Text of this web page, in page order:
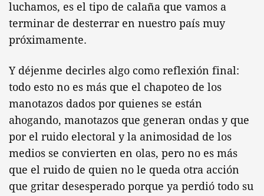
luchamos, es el tipo de calaña que vamos a
terminar de desterrar en nuestro país muy
próximamente.
Y déjenme decirles algo como reflexión final:
todo esto no es más que el chapoteo de los
manotazos dados por quienes se están
ahogando, manotazos que generan ondas y que
por el ruido electoral y la animosidad de los
medios se convierten en olas, pero no es más
que el ruido de quien no le queda otra acción
que gritar desesperado porque ya perdió todo su